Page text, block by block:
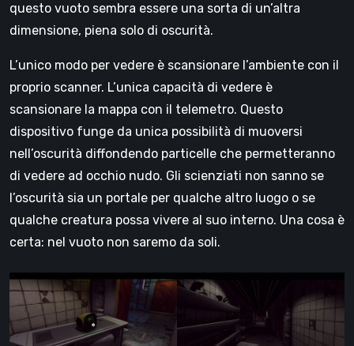
questo vuoto sembra essere una sorta di un’altra
dimensione, piena solo di oscurità.
L’unico modo per vedere è scansionare l’ambiente con il
proprio scanner. L’unica capacità di vedere è
scansionare la mappa con il telemetro. Questo
dispositivo funge da unica possibilità di muoversi
nell’oscurità diffondendo particelle che permetteranno
di vedere ad occhio nudo. Gli scienziati non sanno se
l’oscurità sia un portale per qualche altro luogo o se
qualche creatura possa vivere al suo interno. Una cosa è
certa: nel vuoto non saremo da soli.